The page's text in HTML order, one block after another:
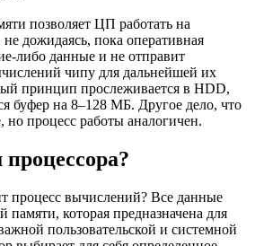
позволяет ЦП работать на
дожидаясь, пока оперативная
либо данные и не отправит
чипу для дальнейшей их
принцип прослеживается в HDD,
буфер на 8–128 МБ. Другое дело, что
но процесс работы аналогичен.
процесс вычислений? Все данные
памяти, которая предназначена для
пользовательской и системной